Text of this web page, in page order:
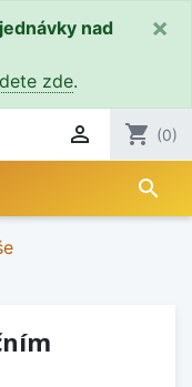
nad
zde.
×
 shopping_cart (0)
search